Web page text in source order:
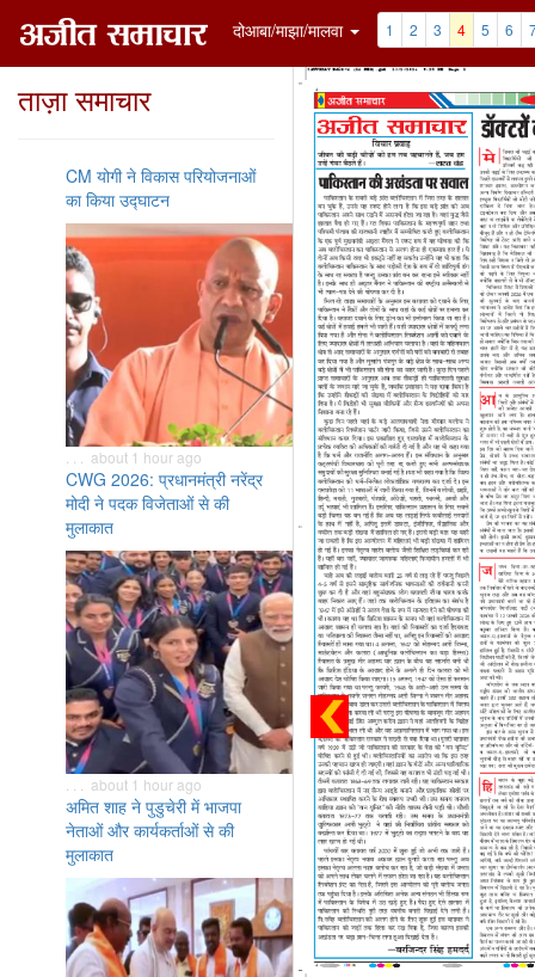
दोआबा/माझा/मालवा 1 2 3 4 5 6
ताज़ा समाचार
CM योगी ने विकास परियोजनाओं
का किया उद्घाटन
. . . about 1 hour ago
CWG 2026: प्रधानमंत्री नरेंद्र
मोदी ने पदक विजेताओं से की
मुलाकात
. . . about 1 hour ago
अमित शाह ने पुडुचेरी में भाजपा
नेताओं और कार्यकर्ताओं से की
मुलाकात